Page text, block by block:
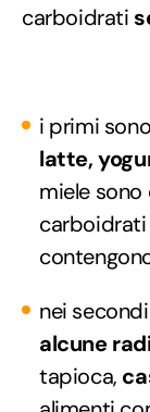
carboidrati
i primi
latte,
miele
carboidrati
nei
alcune
tapioca,